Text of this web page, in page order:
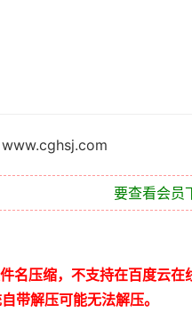
www.cghsj.com
要查看会员
名压缩，不支持在百度云在
带解压可能无法解压。